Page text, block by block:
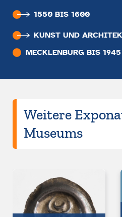
1550 BIS 1600
KUNST UND
MECKLENBURG BIS 1945
Weitere
Museums